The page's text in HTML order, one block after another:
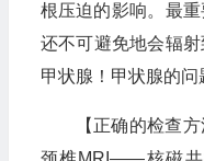
根压迫的影响。最
还不可避免地会辐
甲状腺！甲状腺的问
【正确的检查